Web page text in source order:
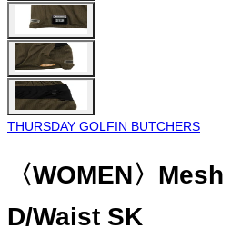
THURSDAY GOLFIN BUTCHERS
〈WOMEN〉
D/Waist SK